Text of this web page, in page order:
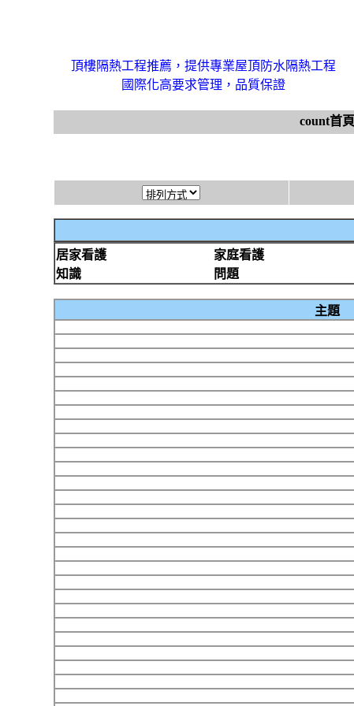
頂樓隔熱工程推薦，提供專業屋頂防水隔熱工程
國際化高要求管理，品質保證
count首頁
居家看護
家庭看護
知識
問題
主題